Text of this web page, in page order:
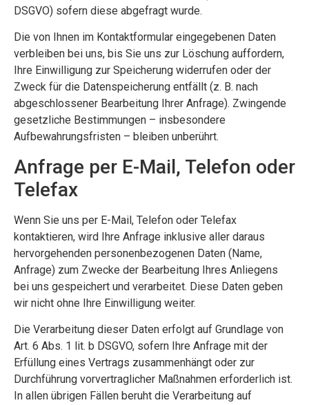
DSGVO) sofern diese abgefragt wurde.
Die von Ihnen im Kontaktformular eingegebenen Daten
verbleiben bei uns, bis Sie uns zur Löschung auffordern,
Ihre Einwilligung zur Speicherung widerrufen oder der
Zweck für die Datenspeicherung entfällt (z. B. nach
abgeschlossener Bearbeitung Ihrer Anfrage). Zwingende
gesetzliche Bestimmungen – insbesondere
Aufbewahrungsfristen – bleiben unberührt.
Anfrage per E-Mail, Telefon oder
Telefax
Wenn Sie uns per E-Mail, Telefon oder Telefax
kontaktieren, wird Ihre Anfrage inklusive aller daraus
hervorgehenden personenbezogenen Daten (Name,
Anfrage) zum Zwecke der Bearbeitung Ihres Anliegens
bei uns gespeichert und verarbeitet. Diese Daten geben
wir nicht ohne Ihre Einwilligung weiter.
Die Verarbeitung dieser Daten erfolgt auf Grundlage von
Art. 6 Abs. 1 lit. b DSGVO, sofern Ihre Anfrage mit der
Erfüllung eines Vertrags zusammenhängt oder zur
Durchführung vorvertraglicher Maßnahmen erforderlich ist.
In allen übrigen Fällen beruht die Verarbeitung auf